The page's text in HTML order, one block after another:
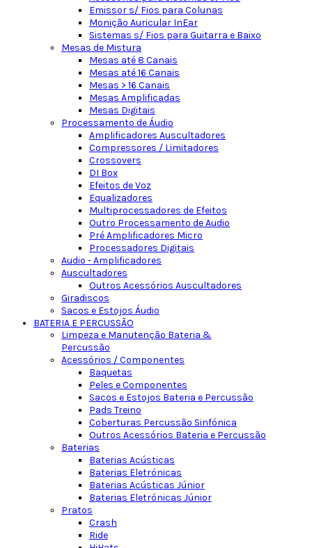
Emissor s/ Fios para Colunas
Monição Auricular InEar
Sistemas s/ Fios para Guitarra e Baixo
Mesas de Mistura
Mesas até 8 Canais
Mesas até 16 Canais
Mesas > 16 Canais
Mesas Amplificadas
Mesas Digitais
Processamento de Áudio
Amplificadores Auscultadores
Compressores / Limitadores
Crossovers
DI Box
Efeitos de Voz
Equalizadores
Multiprocessadores de Efeitos
Outro Processamento de Audio
Pré Amplificadores Micro
Processadores Digitais
Audio - Amplificadores
Auscultadores
Outros Acessórios Auscultadores
Giradiscos
Sacos e Estojos Áudio
BATERIA E PERCUSSÃO
Limpeza e Manutenção Bateria &
Percussão
Acessórios / Componentes
Baquetas
Peles e Componentes
Sacos e Estojos Bateria e Percussão
Pads Treino
Coberturas Percussão Sinfónica
Outros Acessórios Bateria e Percussão
Baterias
Baterias Acústicas
Baterias Eletrónicas
Baterias Acústicas Júnior
Baterias Eletrónicas Júnior
Pratos
Crash
Ride